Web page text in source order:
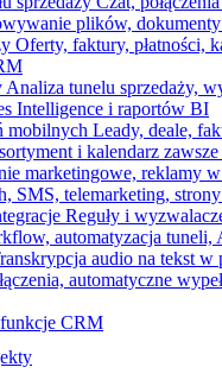
plików,
Oferty, faktury, płatności,
Analiza tunelu sprzedaży,
Intelligence i raportów BI
mobilnych Leady, deale,
i kalendarz
marketingowe, reklamy
SMS, telemarketing,
Reguły i
automatyzacja tuneli,
audio na tekst w
automatyczne
CRM